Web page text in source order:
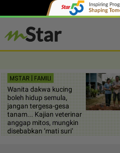
MSTAR | FAMILI
Wanita dakwa kucing
boleh hidup semula,
jangan tergesa-gesa
tanam... Kajian veterinar
anggap mitos, mungkin
disebabkan ‘mati suri’